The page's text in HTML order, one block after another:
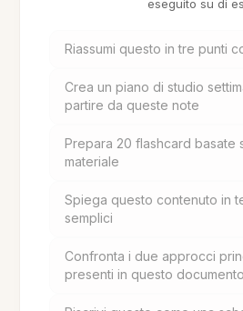
eseguito su di
Riassumi questo in tre punti
Crea un piano di studio
partire da queste note
Prepara 20 flashcard basate
materiale
Spiega questo contenuto in
semplici
Confronta i due approcci
presenti in questo documento